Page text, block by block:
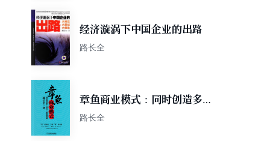
经济漩涡下中国企业的出路
路长全
章鱼商业模式：同时创造多个
“第一”的渠道策略
路长全